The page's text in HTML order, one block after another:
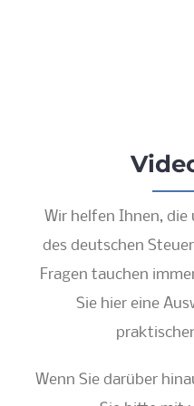
Wir helfen Ihnen,
des deutschen
Fragen tauchen
Sie hier eine
Wenn Sie darüber